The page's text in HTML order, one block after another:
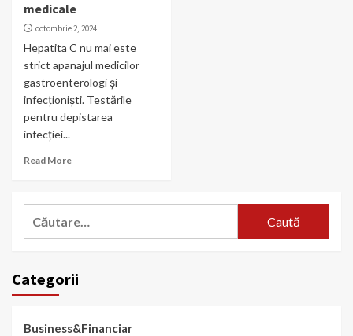
medicale
octombrie 2, 2024
Hepatita C nu mai este
strict apanajul medicilor
gastroenterologi și
infecționiști. Testările
pentru depistarea
infecției...
Read More
Categorii
Business&Financiar